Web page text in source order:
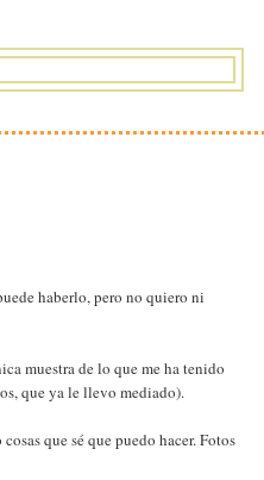
haberlo, pero no quiero ni
muestra de lo que me ha tenido
que ya le llevo mediado).
que sé que puedo hacer. Fotos